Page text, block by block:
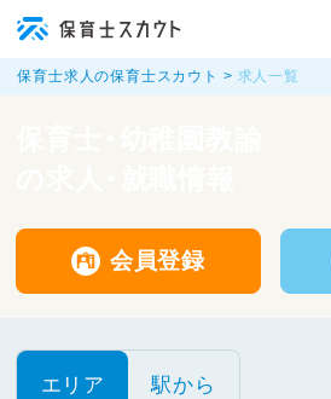
保育士求人の保育士スカウト 求人一覧
会員登録
エリア 駅から